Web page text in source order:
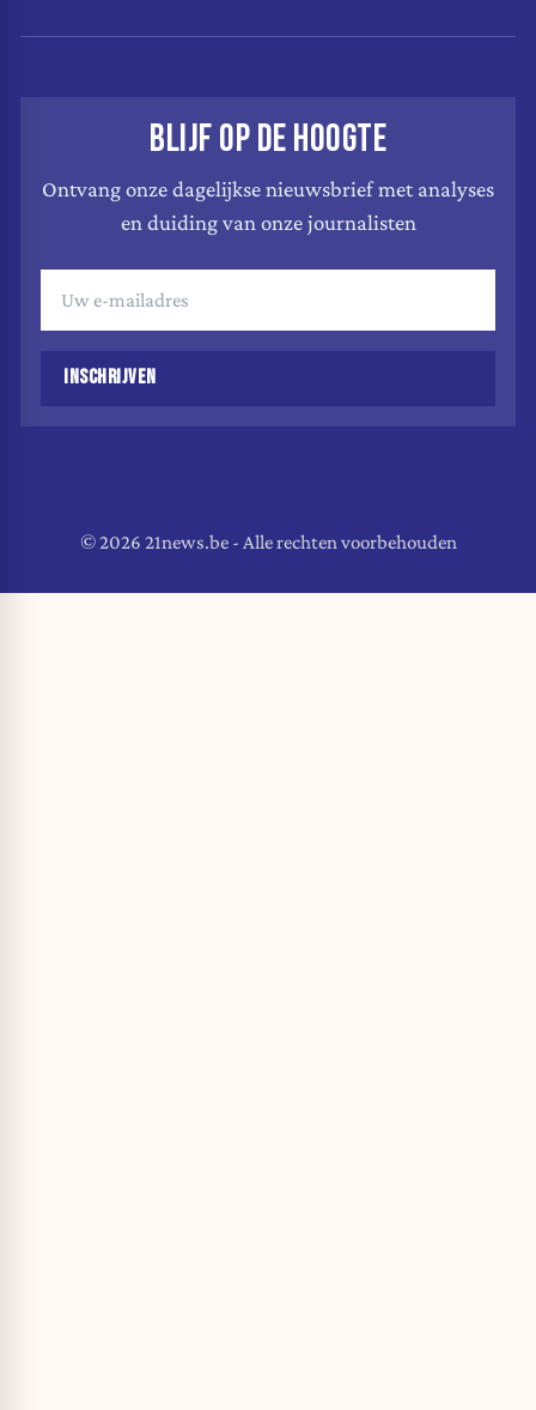
BLIJF OP DE HOOGTE
Ontvang onze dagelijkse nieuwsbrief met analyses
en duiding van onze journalisten
INSCHRIJVEN
© 2026 21news.be - Alle rechten voorbehouden